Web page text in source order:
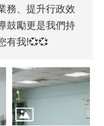
務、提升行政效
鼓勵更是我們持
有我!💞💞